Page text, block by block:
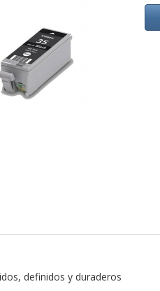
definidos y duraderos